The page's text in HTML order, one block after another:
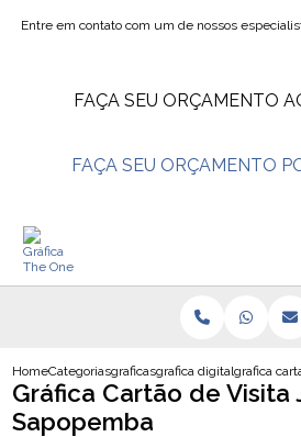
Entre em contato com um de nossos
FAÇA SEU ORÇAMENTO
FAÇA SEU ORÇAMENTO
HomeCategoriasgraficasgrafica digitalgrafica
Gráfica Cartão de Visita
Sapopemba